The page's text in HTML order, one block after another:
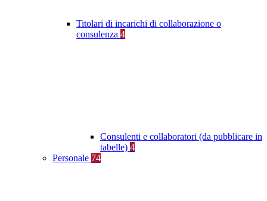
Titolari di incarichi di collaborazione o
consulenza 4
Consulenti e collaboratori (da pubblicare in
tabelle) 4
Personale 74